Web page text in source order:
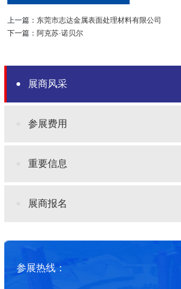
上一篇： 东莞市志达金属表面处理材料有限公司
下一篇：阿克苏·诺贝尔
展商风采
参展费用
重要信息
展商报名
参展热线：